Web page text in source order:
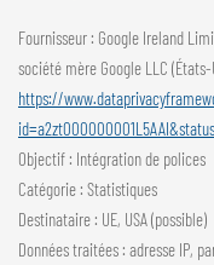
Fournisseur : Google Ireland
société mère Google LLC (États-
https://
Objectif : Intégration de polices
Catégorie : Statistiques
Destinataire : UE, USA (possible)
Données traitées : adresse IP,